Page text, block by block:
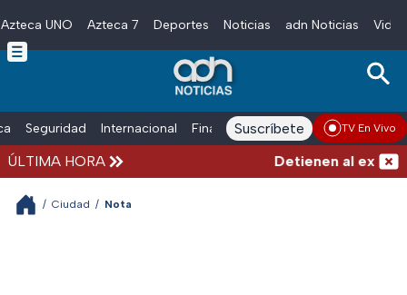
Skip to main content
Azteca UNO Azteca 7 Deportes Noticias adn Noticias
Seguridad Internacional Finanzas adn Noticias Radio
Suscríbete TV En Vivo
ÚLTIMA HORA Detienen al
/ Ciudad / Nota